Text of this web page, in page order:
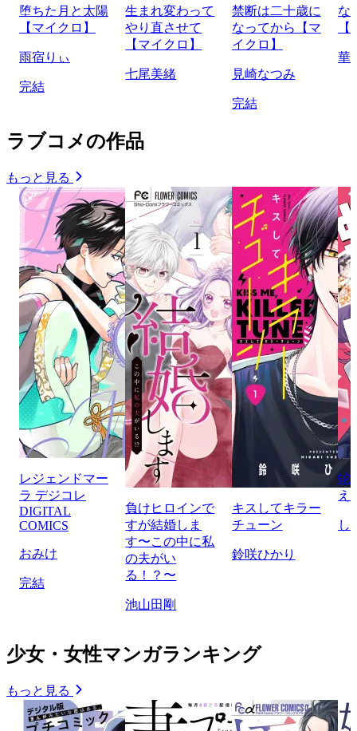
堕ちた月と太陽
【マイクロ】
雨宿りぃ
完結
生まれ変わって
やり直させて
【マイクロ】
七尾美緒
禁断は二十歳に
なってから【マ
イクロ】
見崎なつみ
完結
な
華
ラブコメの作品
もっと見る
レジェンドマー
ラ デジコレ
DIGITAL
COMICS
おみけ
完結
負けヒロインで
すが結婚しま
す〜この中に私
の夫がい
る！？〜
池山田剛
キスしてキラー
チューン
鈴咲ひかり
蛇
え
し
少女・女性マンガランキング
もっと見る